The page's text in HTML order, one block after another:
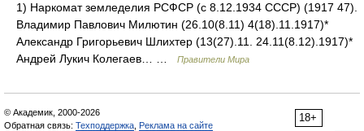
1) Наркомат земледелия РСФСР (с 8.12.1934 СССР) (1917 47).
Владимир Павлович Милютин (26.10(8.11) 4(18).11.1917)*
Александр Григорьевич Шлихтер (13(27).11. 24.11(8.12).1917)*
Андрей Лукич Колегаев… …
Правители Мира
18+
© Академик, 2000-2026
Обратная связь: Техподдержка Реклама на сайте